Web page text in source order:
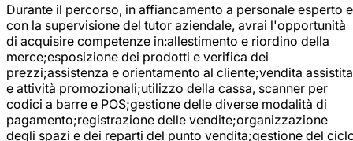
Durante il percorso, in affiancamento a personale esperto e
con la supervisione del tutor aziendale, avrai l'opportunità
di acquisire competenze in:allestimento e riordino della
merce;esposizione dei prodotti e verifica dei
prezzi;assistenza e orientamento al cliente;vendita assistita
e attività promozionali;utilizzo della cassa, scanner per
codici a barre e POS;gestione delle diverse modalità di
pagamento;registrazione delle vendite;organizzazione
degli spazi e dei reparti del punto vendita;gestione del